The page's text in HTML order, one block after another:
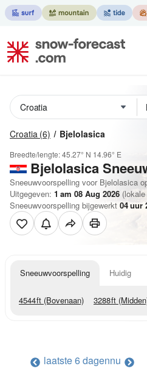
Croatia (6) Bjelolasica
Breedte/lengte:45.27° N 14.96° E
Bjelolasica
Sneeuwvoorspelling voor Bjelolasica
Uitgegeven: 1 am 08 Aug 2026
Sneeuwvoorspelling bijgewerkt 04uur
Sneeuwvoorspelling Huidig
4544ft (Bovenaan) 3288ft
laatste 6 dagennu